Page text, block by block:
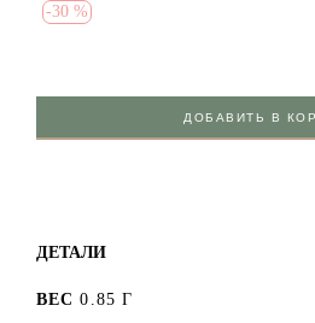
-30 %
ДОБАВИТЬ В
ДЕТАЛИ
ВЕС 0.85 Г